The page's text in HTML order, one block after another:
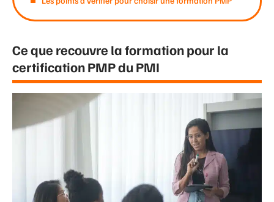
Ce que recouvre la formation pour la
certification PMP du PMI